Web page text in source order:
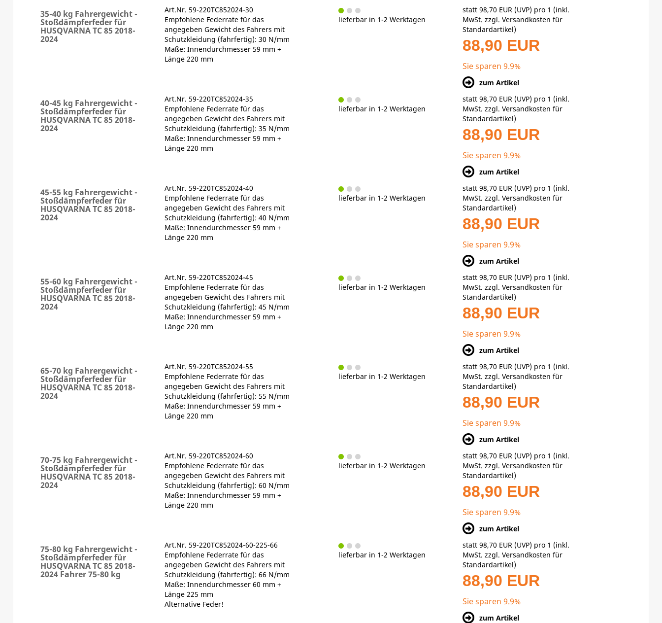
35-40 kg Fahrergewicht -
Stoßdämpferfeder für
HUSQVARNA TC 85 2018-
2024
Art.Nr. 59-220TC852024-30
Empfohlene Federrate für das
angegeben Gewicht des Fahrers mit
Schutzkleidung (fahrfertig): 30 N/mm
Maße: Innendurchmesser 59 mm +
Länge 220 mm
lieferbar in 1-2 Werktagen
statt98,70 EUR (UVP) pro 1 (inkl.
MwSt. zzgl.Versandkosten für
Standardartikel)
88,90 EUR
Sie sparen 9.9%
zum Artikel
40-45 kg Fahrergewicht -
Stoßdämpferfeder für
HUSQVARNA TC 85 2018-
2024
Art.Nr. 59-220TC852024-35
Empfohlene Federrate für das
angegeben Gewicht des Fahrers mit
Schutzkleidung (fahrfertig): 35 N/mm
Maße: Innendurchmesser 59 mm +
Länge 220 mm
lieferbar in 1-2 Werktagen
statt98,70 EUR (UVP) pro 1 (inkl.
MwSt. zzgl.Versandkosten für
Standardartikel)
88,90 EUR
Sie sparen 9.9%
zum Artikel
45-55 kg Fahrergewicht -
Stoßdämpferfeder für
HUSQVARNA TC 85 2018-
2024
Art.Nr. 59-220TC852024-40
Empfohlene Federrate für das
angegeben Gewicht des Fahrers mit
Schutzkleidung (fahrfertig): 40 N/mm
Maße: Innendurchmesser 59 mm +
Länge 220 mm
lieferbar in 1-2 Werktagen
statt98,70 EUR (UVP) pro 1 (inkl.
MwSt. zzgl.Versandkosten für
Standardartikel)
88,90 EUR
Sie sparen 9.9%
zum Artikel
55-60 kg Fahrergewicht -
Stoßdämpferfeder für
HUSQVARNA TC 85 2018-
2024
Art.Nr. 59-220TC852024-45
Empfohlene Federrate für das
angegeben Gewicht des Fahrers mit
Schutzkleidung (fahrfertig): 45 N/mm
Maße: Innendurchmesser 59 mm +
Länge 220 mm
lieferbar in 1-2 Werktagen
statt98,70 EUR (UVP) pro 1 (inkl.
MwSt. zzgl.Versandkosten für
Standardartikel)
88,90 EUR
Sie sparen 9.9%
zum Artikel
65-70 kg Fahrergewicht -
Stoßdämpferfeder für
HUSQVARNA TC 85 2018-
2024
Art.Nr. 59-220TC852024-55
Empfohlene Federrate für das
angegeben Gewicht des Fahrers mit
Schutzkleidung (fahrfertig): 55 N/mm
Maße: Innendurchmesser 59 mm +
Länge 220 mm
lieferbar in 1-2 Werktagen
statt98,70 EUR (UVP) pro 1 (inkl.
MwSt. zzgl.Versandkosten für
Standardartikel)
88,90 EUR
Sie sparen 9.9%
zum Artikel
70-75 kg Fahrergewicht -
Stoßdämpferfeder für
HUSQVARNA TC 85 2018-
2024
Art.Nr. 59-220TC852024-60
Empfohlene Federrate für das
angegeben Gewicht des Fahrers mit
Schutzkleidung (fahrfertig): 60 N/mm
Maße: Innendurchmesser 59 mm +
Länge 220 mm
lieferbar in 1-2 Werktagen
statt98,70 EUR (UVP) pro 1 (inkl.
MwSt. zzgl.Versandkosten für
Standardartikel)
88,90 EUR
Sie sparen 9.9%
zum Artikel
75-80 kg Fahrergewicht -
Stoßdämpferfeder für
HUSQVARNA TC 85 2018-
2024 Fahrer 75-80 kg
Art.Nr. 59-220TC852024-60-225-66
Empfohlene Federrate für das
angegeben Gewicht des Fahrers mit
Schutzkleidung (fahrfertig): 66 N/mm
Maße: Innendurchmesser 60 mm +
Länge 225 mm
Alternative Feder!
lieferbar in 1-2 Werktagen
statt98,70 EUR (UVP) pro 1 (inkl.
MwSt. zzgl.Versandkosten für
Standardartikel)
88,90 EUR
Sie sparen 9.9%
zum Artikel